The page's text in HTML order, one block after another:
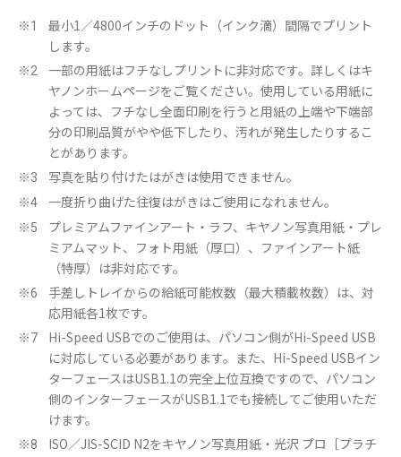
※1
最小1／4800インチのドット（インク滴）間隔でプリント
します。
※2
一部の用紙はフチなしプリントに非対応です。詳しくはキ
ヤノンホームページをご覧ください。使用している用紙に
よっては、フチなし全面印刷を行うと用紙の上端や下端部
分の印刷品質がやや低下したり、汚れが発生したりするこ
とがあります。
※3 写真を貼り付けたはがきは使用できません。
※4 一度折り曲げた往復はがきはご使用になれません。
※5
プレミアムファインアート・ラフ、キヤノン写真用紙・プレ
ミアムマット、フォト用紙（厚口）、ファインアート紙
（特厚）は非対応です。
※6
手差しトレイからの給紙可能枚数（最大積載枚数）は、対
応用紙各1枚です。
※7
Hi-Speed USBでのご使用は、パソコン側がHi-Speed USB
に対応している必要があります。また、Hi-Speed USBイン
ターフェースはUSB1.1の完全上位互換ですので、パソコン
側のインターフェースがUSB1.1でも接続してご使用いただ
けます。
※8
ISO／JIS-SCID N2をキヤノン写真用紙・光沢 プロ［プラチ